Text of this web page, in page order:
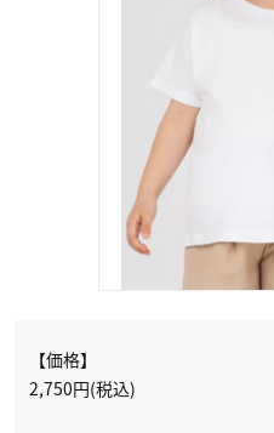
【価格】
2,750円(税込)